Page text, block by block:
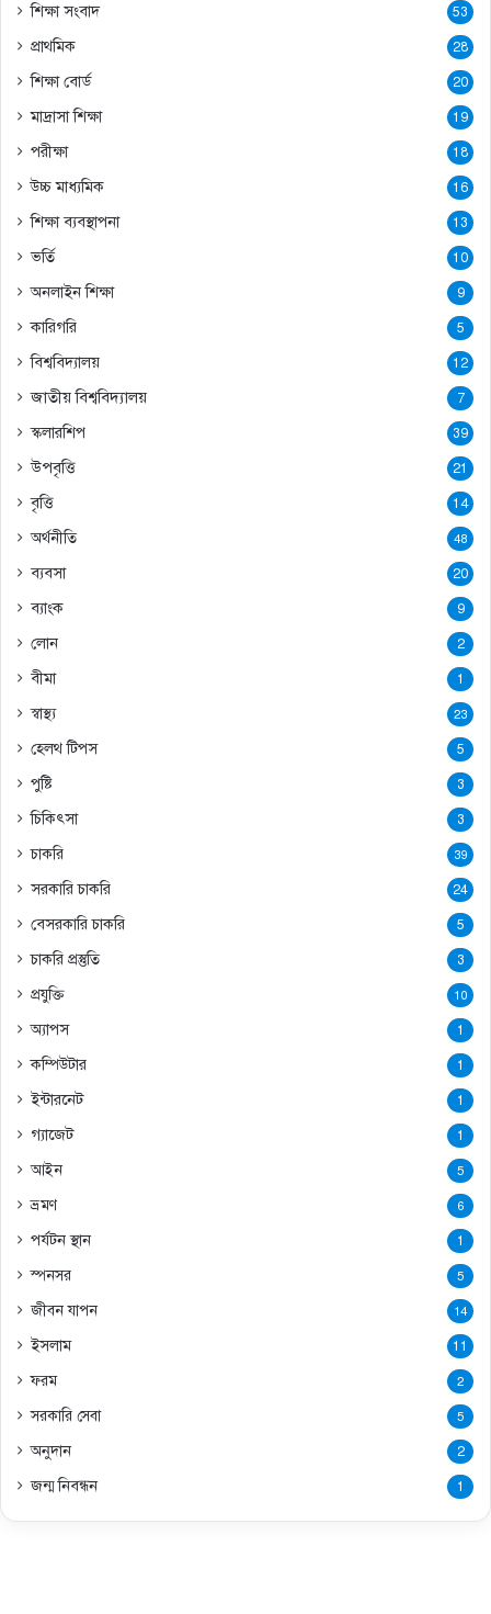
শিক্ষা সংবাদ 53
প্রাথমিক 28
শিক্ষা বোর্ড 20
মাদ্রাসা শিক্ষা 19
পরীক্ষা 18
উচ্চ মাধ্যমিক 16
শিক্ষা ব্যবস্থাপনা 13
ভর্তি 10
অনলাইন শিক্ষা 9
কারিগরি 5
বিশ্ববিদ্যালয় 12
জাতীয় বিশ্ববিদ্যালয় 7
স্কলারশিপ 39
উপবৃত্তি 21
বৃত্তি 14
অর্থনীতি 48
ব্যবসা 20
ব্যাংক 9
লোন 2
বীমা 1
স্বাস্থ্য 23
হেলথ টিপস 5
পুষ্টি 3
চিকিৎসা 3
চাকরি 39
সরকারি চাকরি 24
বেসরকারি চাকরি 5
চাকরি প্রস্তুতি 3
প্রযুক্তি 10
অ্যাপস 1
কম্পিউটার 1
ইন্টারনেট 1
গ্যাজেট 1
আইন 5
ভ্রমণ 6
পর্যটন স্থান 1
স্পনসর 5
জীবন যাপন 14
ইসলাম 11
ফরম 2
সরকারি সেবা 5
অনুদান 2
জন্ম নিবন্ধন 1